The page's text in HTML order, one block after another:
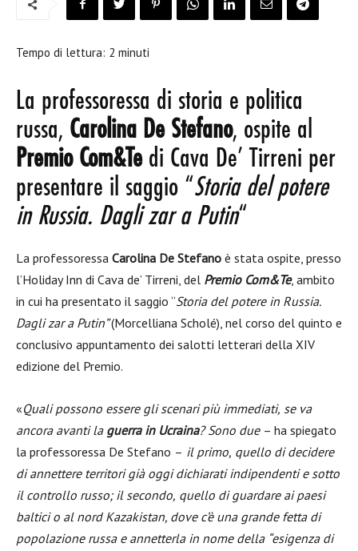
Tempo di lettura: 2 minuti
La professoressa di storia e politica
russa, Carolina De Stefano, ospite al
Premio Com&Tedi Cava De’ Tirreni per
presentare il saggio “Storia del potere
in Russia. Dagli zar a Putin“
La professoressa Carolina De Stefano è stata ospite, presso
l’Holiday Inn di Cava de’ Tirreni, del Premio Com&Te, ambito
in cui ha presentato il saggio “Storiadel potere in Russia.
Dagli zar a Putin”(Morcelliana Scholé), nel corso del quinto e
conclusivo appuntamento dei salotti letterari della XIV
edizione del Premio.
«Quali possono essere gli scenari più immediati, se va
ancora avanti la guerra in Ucraina? Sono due – ha spiegato
la professoressa De Stefano – il primo, quello di decidere
di annettere territori già oggi dichiarati indipendenti e sotto
il controllo russo; il secondo, quello di guardare ai paesi
baltici o al nord Kazakistan, dove c’è una grande fetta di
popolazione russa e annetterla in nome della “esigenza di